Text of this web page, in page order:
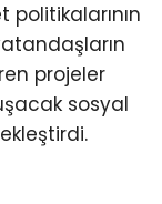
politikalarının
projeler
sosyal